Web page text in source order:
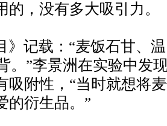
的，没有多大吸引力。
记载：“麦饭石甘、
。”李景洲在实验中发
吸附性，“当时就想将
的衍生品。”